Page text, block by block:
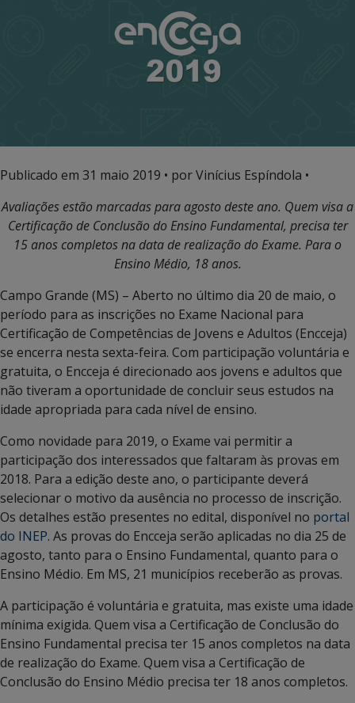
Publicado em 31 maio 2019 • por Vinícius Espíndola •
Avaliações estão marcadas para agosto deste ano. Quem visa a
Certificação de Conclusão do Ensino Fundamental, precisa ter
15 anos completos na data de realização do Exame. Para o
Ensino Médio, 18 anos.
Campo Grande (MS) – Aberto no último dia 20 de maio, o
período para as inscrições no Exame Nacional para
Certificação de Competências de Jovens e Adultos (Encceja)
se encerra nesta sexta-feira. Com participação voluntária e
gratuita, o Encceja é direcionado aos jovens e adultos que
não tiveram a oportunidade de concluir seus estudos na
idade apropriada para cada nível de ensino.
Como novidade para 2019, o Exame vai permitir a
participação dos interessados que faltaram às provas em
2018. Para a edição deste ano, o participante deverá
selecionar o motivo da ausência no processo de inscrição.
Os detalhes estão presentes no edital, disponível no portal
do INEP. As provas do Encceja serão aplicadas no dia 25 de
agosto, tanto para o Ensino Fundamental, quanto para o
Ensino Médio. Em MS, 21 municípios receberão as provas.
A participação é voluntária e gratuita, mas existe uma idade
mínima exigida. Quem visa a Certificação de Conclusão do
Ensino Fundamental precisa ter 15 anos completos na data
de realização do Exame. Quem visa a Certificação de
Conclusão do Ensino Médio precisa ter 18 anos completos.